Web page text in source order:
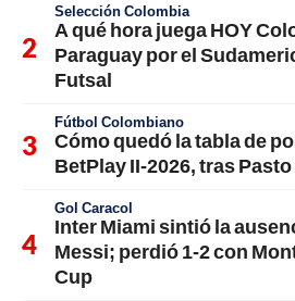
Selección Colombia
A qué hora juega HOY
Paraguay por el
Futsal
Fútbol Colombiano
Cómo quedó la tabla de
BetPlay II-2026, tras Pasto
Gol Caracol
Inter Miami sintió la
Messi; perdió 1-2 con
Cup